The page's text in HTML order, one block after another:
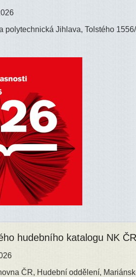
polytechnická Jihlava, Tolstého
hudebního katalogu NK ČR
ČR, Hudební oddělení,